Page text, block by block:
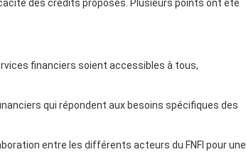
des crédits proposés. Plusieurs points ont été
financiers soient accessibles à tous,
qui répondent aux besoins spécifiques des
entre les différents acteurs du FNFI pour une